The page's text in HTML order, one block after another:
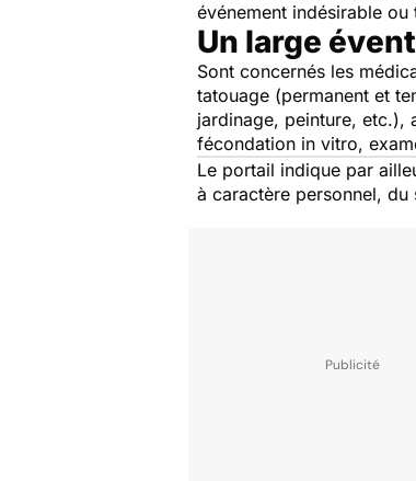
événement indésirable
Un large
Sont concernés les
tatouage (permanent et
jardinage, peinture, etc.),
fécondation in vitro,
Le portail indique par
à caractère personnel,